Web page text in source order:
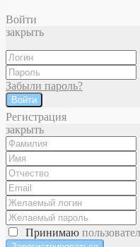
Войти
закрыть
Забыли пароль?
Войти
Регистрация
закрыть
Принимаю